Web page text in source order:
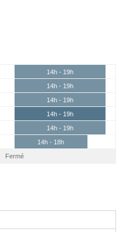
14h - 19h
14h - 19h
14h - 19h
14h - 19h
14h - 19h
14h - 18h
Fermé